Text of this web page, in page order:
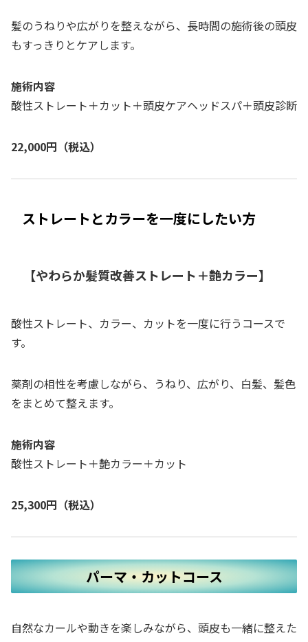
髪のうねりや広がりを整えながら、長時間の施術後の頭皮
もすっきりとケアします。
施術内容
酸性ストレート＋カット＋頭皮ケアヘッドスパ＋頭皮診断
22,000円（税込）
ストレートとカラーを一度にしたい方
【やわらか髪質改善ストレート＋艶カラー】
酸性ストレート、カラー、カットを一度に行うコースで
す。
薬剤の相性を考慮しながら、うねり、広がり、白髪、髪色
をまとめて整えます。
施術内容
酸性ストレート＋艶カラー＋カット
25,300円（税込）
パーマ・カットコース
自然なカールや動きを楽しみながら、頭皮も一緒に整えた